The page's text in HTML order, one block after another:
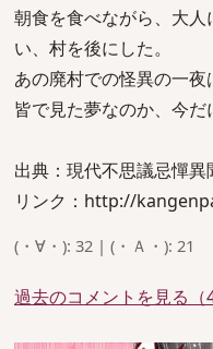
朝食を食べながら、大
い、村を後にした。
あの廃村での怪異の一夜
皆で見た夢なのか、今だ
出典：現代不思議忌憚異
リンク：http://
(・∀・): 32 | (・Ａ・): 21
過去のコメントを見る（4